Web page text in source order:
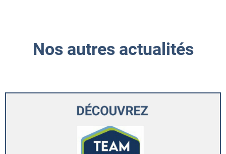
Nos autres actualités